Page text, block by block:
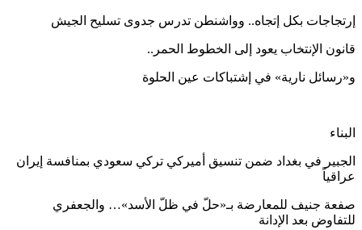
إرتجاجات بكل إتجاه.. وواشنطن تدرس جدوى تسليح الجيش
قانون الإنتخاب يعود إلى الخطوط الحمر..
و«رسائل نارية» في إشتباكات عين الحلوة
البناء
الجبير في بغداد ضمن تنسيق أميركي تركي سعودي بمنافسة إيران
عراقياً
صفعة جنيف للمعارضة بـ«حلّ في ظلّ الأسد»… والجعفري
للتفاوض بعد الإدانة